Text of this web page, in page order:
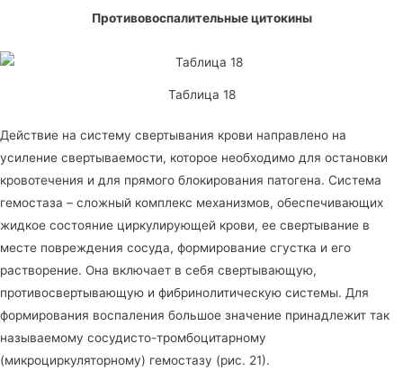
Противовоспалительные цитокины
Таблица 18
Действие на систему свертывания крови направлено на
усиление свертываемости, которое необходимо для остановки
кровотечения и для прямого блокирования патогена. Система
гемостаза – сложный комплекс механизмов, обеспечивающих
жидкое состояние циркулирующей крови, ее свертывание в
месте повреждения сосуда, формирование сгустка и его
растворение. Она включает в себя свертывающую,
противосвертывающую и фибринолитическую системы. Для
формирования воспаления большое значение принадлежит так
называемому сосудисто-тромбоцитарному
(микроциркуляторному) гемостазу (рис. 21).